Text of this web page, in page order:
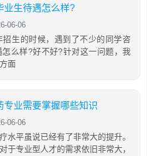
业生待遇怎么样?
06-06
生的时候，遇到了不少的同学咨
么样?好不好?针对这一问题，我
面
专业需要掌握哪些知识
06-06
水平虽说已经有了非常大的提升。
于专业型人才的需求依旧非常大，